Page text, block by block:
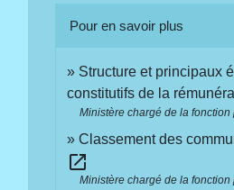
Pour en savoir plus
Structure et principaux
constitutifs de la
Ministère chargé de la
Classement des
open_in_new
Ministère chargé de la